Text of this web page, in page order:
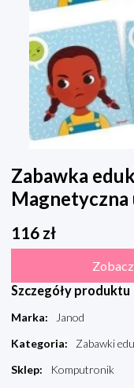
Zabawka
Magnetyczna
116 zł
Szczegóły produktu
Marka:
Janod
Kategoria:
Zabawki
Sklep:
Komputronik